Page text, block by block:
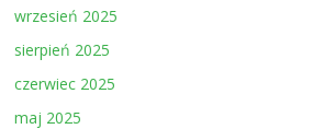
wrzesień 2025
sierpień 2025
czerwiec 2025
maj 2025